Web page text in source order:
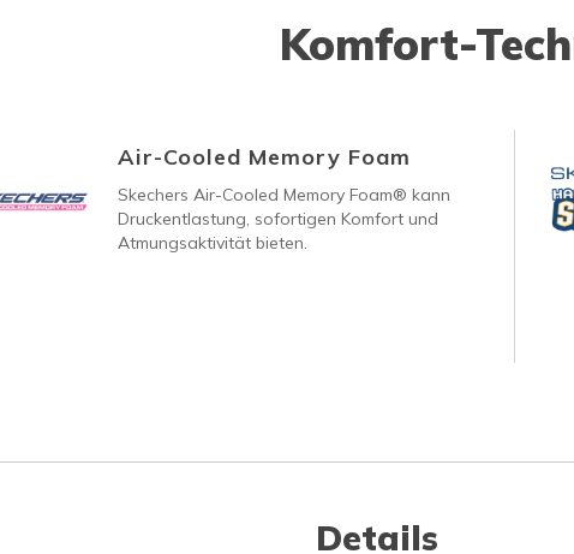
Komfort-
Air-Cooled Memory Foam
Skechers Air-Cooled Memory Foam® kann
Druckentlastung, sofortigen Komfort und
Atmungsaktivität bieten.
Details